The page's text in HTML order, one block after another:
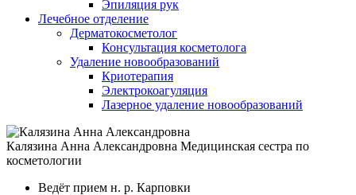
Эпиляция рук
Лечебное отделение
Дерматокосметолог
Консультация косметолога
Удаление новообразований
Криотерапия
Электрокоагуляция
Лазерное удаление новообразований
Калязина Анна Александровна Медицинская сестра по
косметологии
Ведёт прием н. р. Карповки